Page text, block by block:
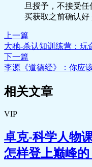
策略.png
🖼️ 30阅后
🎵 32塔勒布
胜基金经理
胜基金经理
🖼️ 35彼得·
不同的策略
🎵 35彼得·
旦授予，不接受
买获取之前确认
上一篇
大驰-杀认知训练营：玩
下一篇
李源《道德经》：你应
相关文章
VIP
卓克-科学人物
怎样登上巅峰